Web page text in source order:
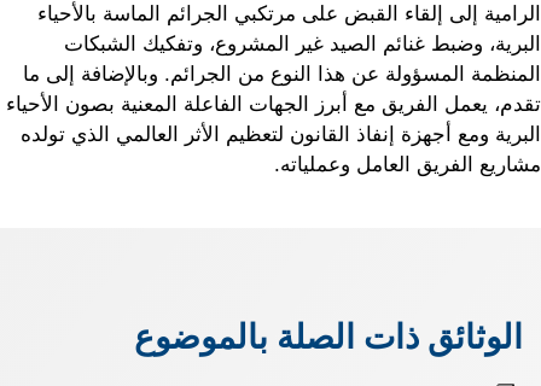
الرامية إلى إلقاء القبض على مرتكبي الجرائم الماسة بالأحياء
البرية، وضبط غنائم الصيد غير المشروع، وتفكيك الشبكات
المنظمة المسؤولة عن هذا النوع من الجرائم. وبالإضافة إلى ما
تقدم، يعمل الفريق مع أبرز الجهات الفاعلة المعنية بصون الأحياء
البرية ومع أجهزة إنفاذ القانون لتعظيم الأثر العالمي الذي تولده
مشاريع الفريق العامل وعملياته.
الوثائق ذات الصلة بالموضوع